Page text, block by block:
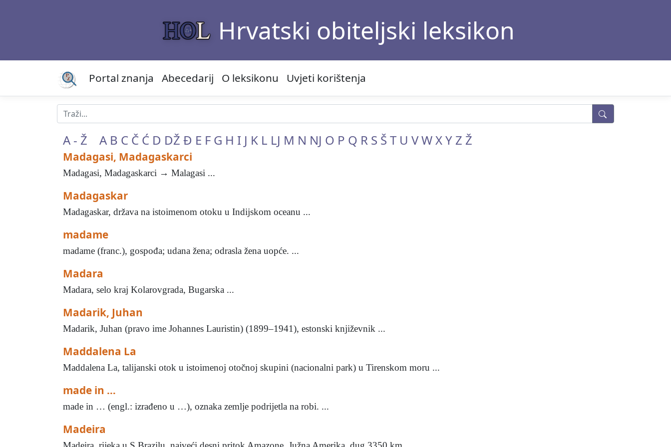
Hrvatski obiteljski leksikon
Portal znanja Abecedarij O leksikonu Uvjeti korištenja
A - Ž A B C Č Ć D DŽ Đ E F G H I J K L LJ M N NJ O P Q R S Š T U VWXY Z Ž
Madagasi, Madagaskarci
Madagasi, Madagaskarci → Malagasi ...
Madagaskar
Madagaskar, država na istoimenom otoku u Indijskom oceanu ...
madame
madame (franc.), gospođa; udana žena; odrasla žena uopće. ...
Madara
Madara, selo kraj Kolarovgrada, Bugarska ...
Madarik, Juhan
Madarik, Juhan (pravo ime Johannes Lauristin) (1899–1941), estonski književnik ...
Maddalena La
Maddalena La, talijanski otok u istoimenoj otočnoj skupini (nacionalni park) u Tirenskom moru ...
made in …
made in … (engl.: izrađeno u …), oznaka zemlje podrijetla na robi. ...
Madeira